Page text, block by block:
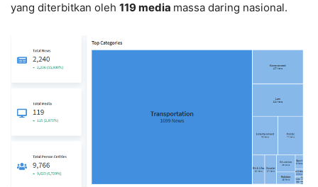
yang diterbitkan oleh 119 media massa daring nasional.